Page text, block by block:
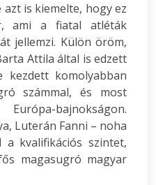
is kiemelte, hogy ez
ami a fiatal atléták
jellemzi. Külön öröm,
Attila által is edzett
kezdett komolyabban
számmal, és most
bajnokságon.
Luterán Fanni – noha
kvalifikációs szintet,
magasugró magyar